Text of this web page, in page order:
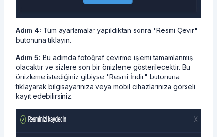
Adım 4: Tüm ayarlamalar yapıldıktan sonra "Resmi Çevir"
butonuna tıklayın.
Adım 5: Bu adımda fotoğraf çevirme işlemi tamamlanmış
olacaktır ve sizlere son bir önizleme gösterilecektir. Bu
önizleme istediğiniz gibiyse "Resmi İndir" butonuna
tıklayarak bilgisayarınıza veya mobil cihazlarınıza görseli
kayıt edebilirsiniz.